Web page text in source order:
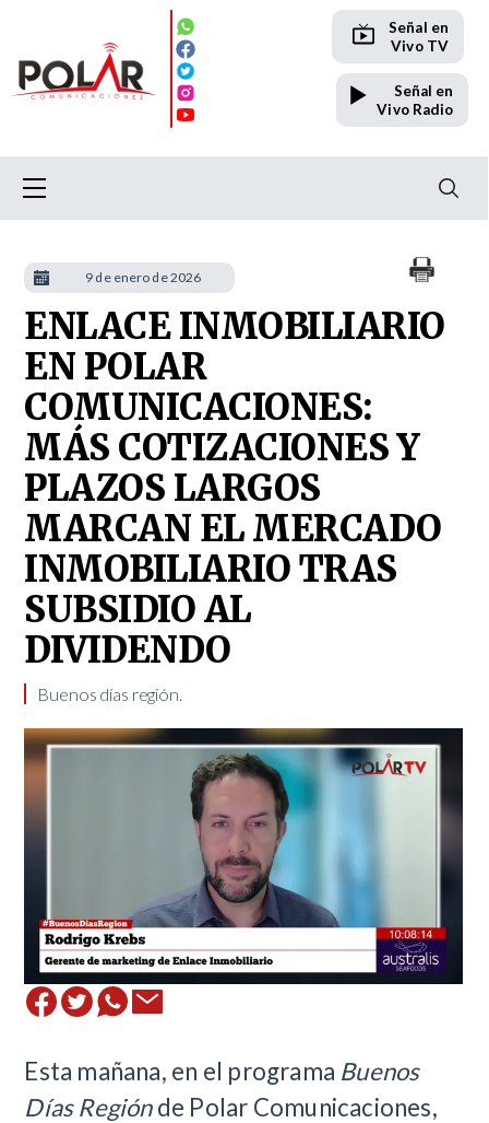
Señal en
Vivo TV
Señal en
Vivo Radio
ENLACE INMOBILIARIO
EN POLAR
COMUNICACIONES:
MÁS COTIZACIONES Y
PLAZOS LARGOS
MARCAN EL MERCADO
INMOBILIARIO TRAS
SUBSIDIO AL
DIVIDENDO
Buenos días región.
Esta mañana, en el programa Buenos
Días Regiónde Polar Comunicaciones,
9 de enero de 2026